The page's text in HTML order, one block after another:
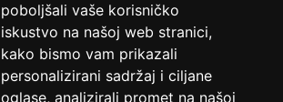
poboljšali vaše korisničko
iskustvo na našoj web stranici,
kako bismo vam prikazali
personalizirani sadržaj i ciljane
oglase, analizirali promet na našoj